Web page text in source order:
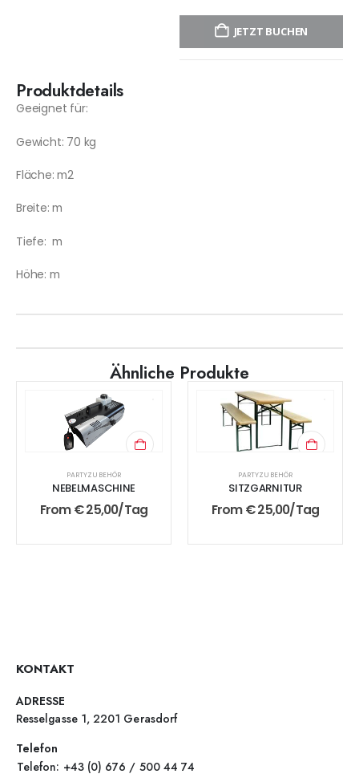
JETZT BUCHEN
Produktdetails
Geeignet für:
Gewicht: 70 kg
Fläche: m2
Breite: m
Tiefe: m
Höhe: m
Ähnliche Produkte
PARTYZUBEHÖR
NEBELMASCHINE
From€25,00/Tag
PARTYZUBEHÖR
SITZGARNITUR
From€25,00/Tag
KONTAKT
ADRESSE
Resselgasse 1, 2201 Gerasdorf
Telefon
Telefon: +43 (0) 676 / 500 44 74